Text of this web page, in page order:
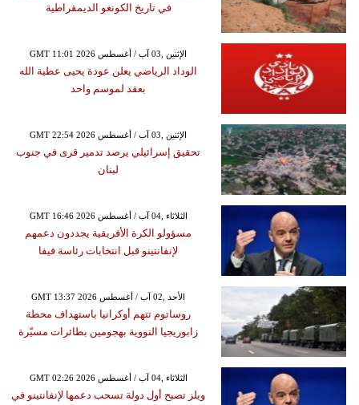
في تاريخ الكونغو الديمقراطية
GMT 11:01 2026 الإثنين ,03 آب / أغسطس
الوداد الرياضي يعلن عودة يحيى عطية الله
بعقد لموسم واحد
GMT 22:54 2026 الإثنين ,03 آب / أغسطس
تحقيق إسرائيلي يرصد تدمير قرى في جنوب
لبنان
GMT 16:46 2026 الثلاثاء ,04 آب / أغسطس
مسؤولو الكرة الأفريقية يجددون دعمهم
لإنفانتينو قبل انتخابات رئاسة فيفا
GMT 13:37 2026 الأحد ,02 آب / أغسطس
روساتوم تتهم أوكرانيا باستهداف محطة
زابوريجيا النووية بهجومين بطائرات مسيّرة
GMT 02:26 2026 الثلاثاء ,04 آب / أغسطس
ويلز تصبح أول دولة تسحب دعمها لإنفانتينو في